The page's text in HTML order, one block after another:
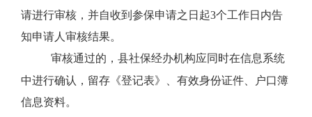
请进行审核，并自收到参保申请之日起3个工作日内告
知申请人审核结果。
审核通过的，县社保经办机构应同时在信息系统
中进行确认，留存《登记表》、有效身份证件、户口簿
信息资料。